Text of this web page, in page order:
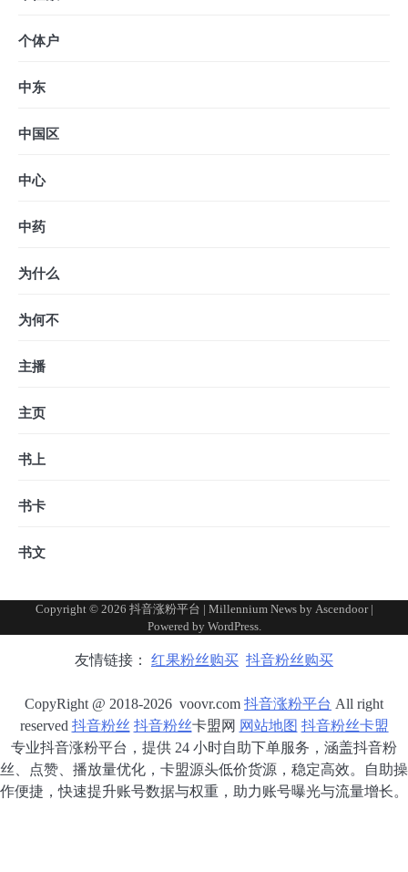
个体户
中东
中国区
中心
中药
为什么
为何不
主播
主页
书上
书卡
书文
Copyright © 2026 抖音涨粉平台 | Millennium News by Ascendoor|
Powered by WordPress.
友情链接： 红果粉丝购买 抖音粉丝购买
CopyRight @ 2018-2026 voovr.com 抖音涨粉平台 All right
reserved 抖音粉丝 抖音粉丝卡盟网 网站地图 抖音粉丝卡盟
专业抖音涨粉平台，提供 24 小时自助下单服务，涵盖抖音粉
丝、点赞、播放量优化，卡盟源头低价货源，稳定高效。自助操
作便捷，快速提升账号数据与权重，助力账号曝光与流量增长。